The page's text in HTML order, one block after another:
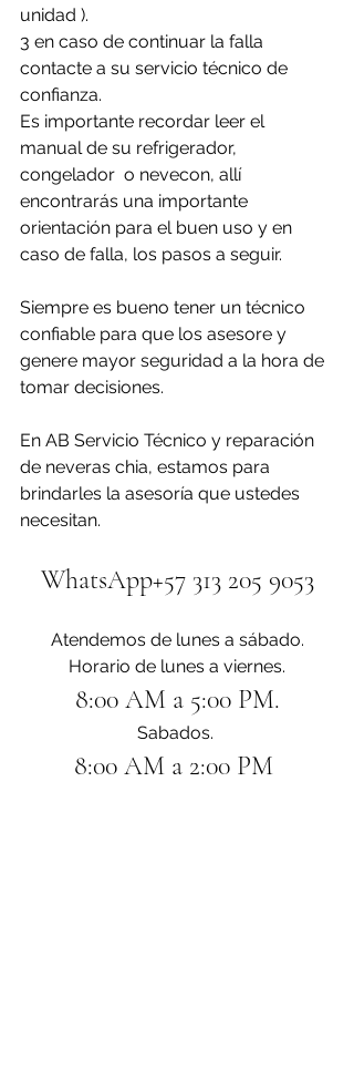
unidad ).
3 en caso de continuar la falla
contacte a su servicio técnico de
confianza.
Es importante recordar leer el
manual de su refrigerador,
congelador  o nevecon, allí
encontrarás una importante
orientación para el buen uso y en
caso de falla, los pasos a seguir.
Siempre es bueno tener un técnico
confiable para que los asesore y
genere mayor seguridad a la hora de
tomar decisiones.
En AB Servicio Técnico y reparación
de neveras chia, estamos para
brindarles la asesoría que ustedes
necesitan.
WhatsApp+57 313 205 9053
Atendemos de lunes a sábado.
Horario de lunes a viernes.
8:00 AM a 5:00 PM.
Sabados.
8:00 AM a 2:00 PM